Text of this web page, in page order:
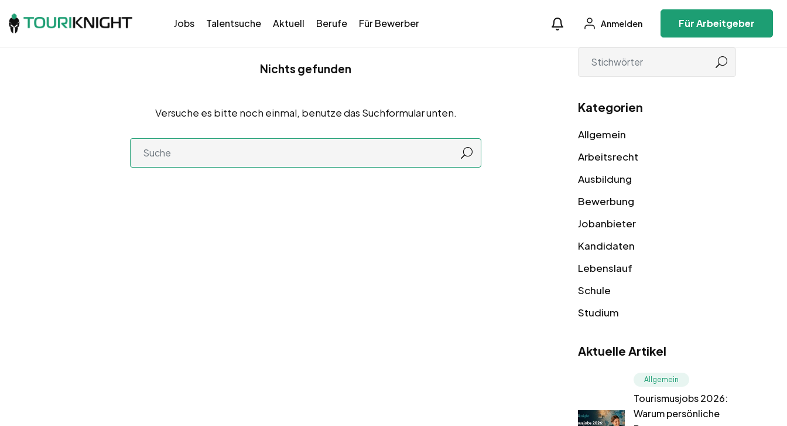
Jobs Talentsuche Aktuell Berufe Für Bewerber Anmelden Für Arbeitgeber
Nichts gefunden
Versuche es bitte noch einmal, benutze das Suchformular unten. Kategorien
Allgemein
Arbeitsrecht
Ausbildung
Bewerbung
Jobanbieter
Kandidaten
Lebenslauf
Schule
Studium
Aktuelle Artikel
Allgemein
Tourismusjobs 2026:
Warum persönliche